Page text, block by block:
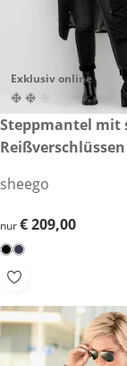
Exklusiv online
€ 209,00
Steppmantel mit
Reißverschlüssen
sheego
€ 209,00
nur€ 209,00